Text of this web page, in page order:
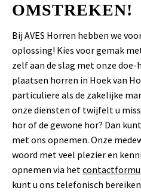
OMSTREKEN!
Bij AVES Horren hebben we
oplossing! Kies voor gemak
zelf aan de slag met onze
plaatsen horren in Hoek van
particuliere als de zakelijke
onze diensten of twijfelt u
hor of de gewone hor? Dan
met ons opnemen. Onze
woord met veel plezier en
opnemen via het
kunt u ons telefonisch